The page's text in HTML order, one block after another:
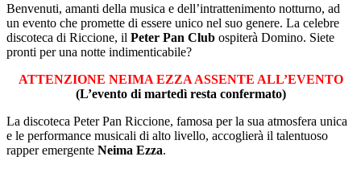
Benvenuti, amanti della musica e dell’intrattenimento notturno, ad
un evento che promette di essere unico nel suo genere. La celebre
discoteca di Riccione, il Peter Pan Club ospiterà Domino. Siete
pronti per una notte indimenticabile?
ATTENZIONE NEIMA EZZA ASSENTE ALL’EVENTO
(L’evento di martedì resta confermato)
La discoteca Peter Pan Riccione, famosa per la sua atmosfera unica
e le performance musicali di alto livello, accoglierà il talentuoso
rapper emergente Neima Ezza.